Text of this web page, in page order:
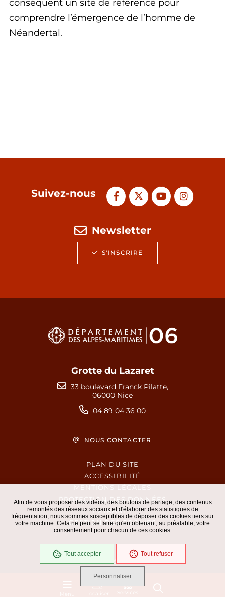
Afin de vous proposer des vidéos, des boutons de partage, des contenus
remontés des réseaux sociaux et d'élaborer des statistiques de
fréquentation, nous sommes susceptibles de déposer des cookies tiers sur
votre machine. Cela ne peut se faire qu'en obtenant, au préalable, votre
consentement pour chacun de ces cookies.
Tout accepter Tout refuser
Personnaliser
Services
conséquent un site de référence pour
comprendre l’émergence de l’homme de
Néandertal.
Suivez-nous
Newsletter
S'INSCRIRE
Grotte du Lazaret
33 boulevard Franck Pilatte,
06000 Nice
04 89 04 36 00
NOUS CONTACTER
PLAN DU SITE
ACCESSIBILITÉ
MENTIONS LÉGALES
PROTECTION DES DONNÉES
EXTRANET
GESTION DES COOKIES
En cours